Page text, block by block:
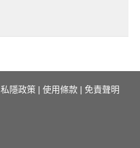
私隱政策 | 使用條款 | 免責聲明